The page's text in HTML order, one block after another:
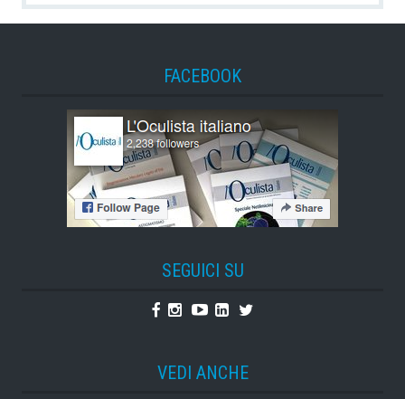
FACEBOOK
SEGUICI SU
Facebook
Instagram
YoutubeLinkedin
Twitter
VEDI ANCHE